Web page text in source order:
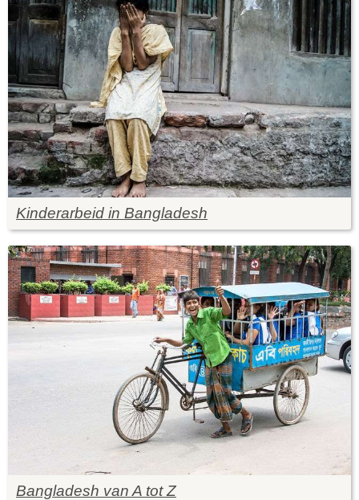
Kinderarbeid in Bangladesh
Bangladesh van A tot Z